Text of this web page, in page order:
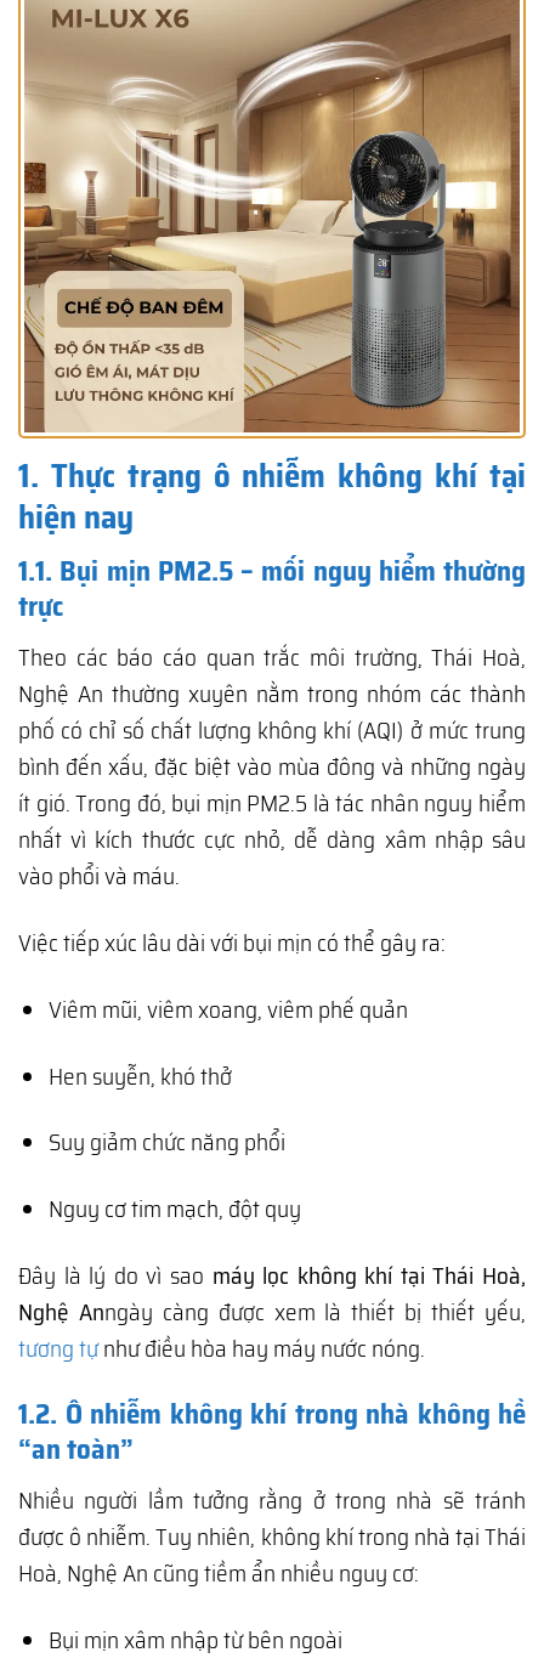
1. Thực trạng ô nhiễm không khí tại
hiện nay
1.1. Bụi mịn PM2.5 – mối nguy hiểm thường
trực
Theo các báo cáo quan trắc môi trường, Thái Hoà,
Nghệ An thường xuyên nằm trong nhóm các thành
phố có chỉ số chất lượng không khí (AQI) ở mức trung
bình đến xấu, đặc biệt vào mùa đông và những ngày
ít gió. Trong đó, bụi mịn PM2.5 là tác nhân nguy hiểm
nhất vì kích thước cực nhỏ, dễ dàng xâm nhập sâu
vào phổi và máu.
Việc tiếp xúc lâu dài với bụi mịn có thể gây ra:
Viêm mũi, viêm xoang, viêm phế quản
Hen suyễn, khó thở
Suy giảm chức năng phổi
Nguy cơ tim mạch, đột quỵ
Đây là lý do vì sao máy lọc không khí tại Thái Hoà,
Nghệ Anngày càng được xem là thiết bị thiết yếu,
tương tựnhư điều hòa hay máy nước nóng.
1.2. Ô nhiễm không khí trong nhà không hề
“an toàn”
Nhiều người lầm tưởng rằng ở trong nhà sẽ tránh
được ô nhiễm. Tuy nhiên, không khí trong nhà tại Thái
Hoà, Nghệ An cũng tiềm ẩn nhiều nguy cơ:
Bụi mịn xâm nhập từ bên ngoài